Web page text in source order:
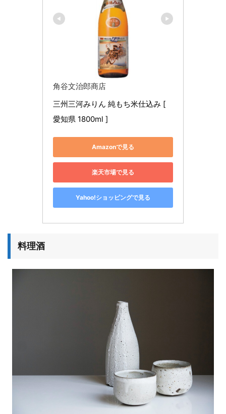
角谷文治郎商店
三州三河みりん 純もち米仕込み [
愛知県 1800ml ]
Amazonで見る
楽天市場で見る
Yahoo!ショッピングで見る
料理酒